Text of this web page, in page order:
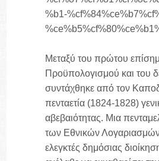
%b1-
Μεταξύ του πρώτου
Προϋπολογισμού και του
συντάχθηκε από τον
πενταετία (1824-1828)
αβεβαιότητας. Μια
των Εθνικών
ελεγκτές δημόσιας